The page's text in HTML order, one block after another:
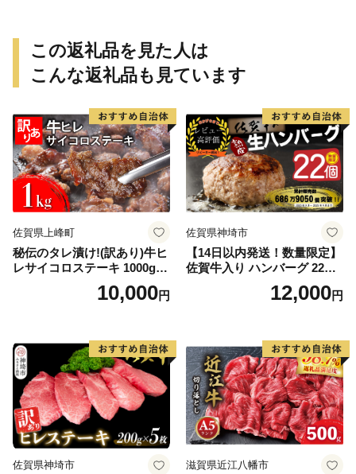
この返礼品を見た人は
こんな返礼品も見ています
佐賀県上峰町
秘伝のタレ漬け!(訳あり)牛ヒ
レサイコロステーキ 1000g
10,000円
佐賀県神埼市
【14日以内発送！数量限定】
佐賀牛入り ハンバーグ 22個
2.6kg(120g×22個)【佐賀牛
黒毛和牛 ブランド牛 九州 ハ
気】(H083106)
12,000円
佐賀県神埼市 滋賀県近江八幡市